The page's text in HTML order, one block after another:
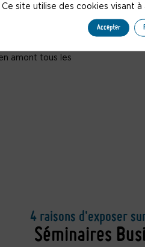
de Genève, de
de leurs projets MICE
amont tous les
4 raisons d'exposer
Séminaires
Ce site utilise des cookies visant
Accepter